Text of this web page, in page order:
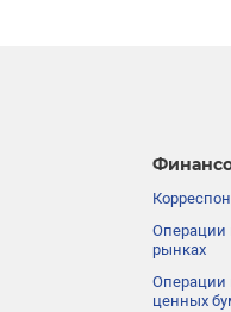
Операции
рынках
Операции
ценных